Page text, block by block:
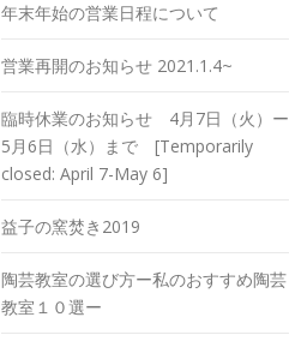
年末年始の営業日程について
営業再開のお知らせ 2021.1.4~
臨時休業のお知らせ 4月7日（火）ー
5月6日（水）まで [Temporarily
closed: April 7-May 6]
益子の窯焚き2019
陶芸教室の選び方ー私のおすすめ陶芸
教室１０選ー